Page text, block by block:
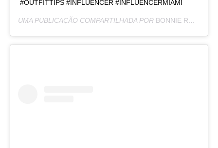
#OUTFITTIPS #INFLUENCER #INFLUENCERMIAMI
UMA PUBLICAÇÃO COMPARTILHADA POR BONNIE RODRÍGUEZ KRZYWICKI